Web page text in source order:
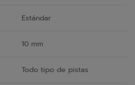
Estándar
10 mm
Todo tipo de pistas